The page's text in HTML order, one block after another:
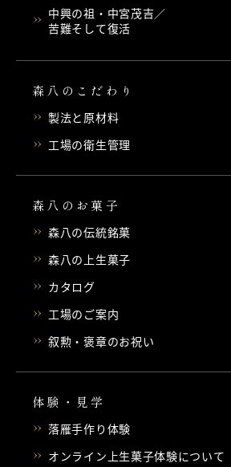
中興の祖・中宮茂吉／
苦難そして復活
森八のこだわり
製法と原材料
工場の衛生管理
森八のお菓子
森八の伝統銘菓
森八の上生菓子
カタログ
工場のご案内
叙勲・褒章のお祝い
体験・見学
落雁手作り体験
オンライン上生菓子体験について